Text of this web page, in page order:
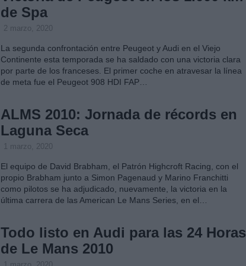
de Spa
2 marzo, 2020
La segunda confrontación entre Peugeot y Audi en el Viejo
Continente esta temporada se ha saldado con una victoria clara
por parte de los franceses. El primer coche en atravesar la línea
de meta fue el Peugeot 908 HDI FAP…
ALMS 2010: Jornada de récords en
Laguna Seca
1 marzo, 2020
El equipo de David Brabham, el Patrón Highcroft Racing, con el
propio Brabham junto a Simon Pagenaud y Marino Franchitti
como pilotos se ha adjudicado, nuevamente, la victoria en la
última carrera de las American Le Mans Series, en el…
Todo listo en Audi para las 24 Horas
de Le Mans 2010